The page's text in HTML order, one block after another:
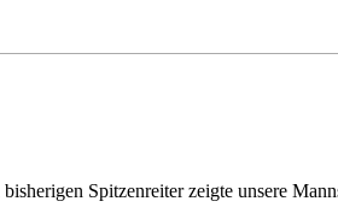
Spitzenreiter zeigte unsere